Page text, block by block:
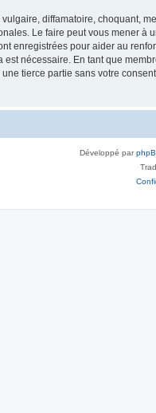
diffamatoire, choquant,
Le faire peut vous mener
enregistrées pour aider au
nécessaire. En tant que
tierce partie sans votre
Développé par